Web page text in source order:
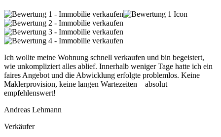
Ich wollte meine Wohnung schnell verkaufen und bin begeistert,
wie unkompliziert alles ablief. Innerhalb weniger Tage hatte ich ein
faires Angebot und die Abwicklung erfolgte problemlos. Keine
Maklerprovision, keine langen Wartezeiten – absolut
empfehlenswert!
Andreas Lehmann
Verkäufer